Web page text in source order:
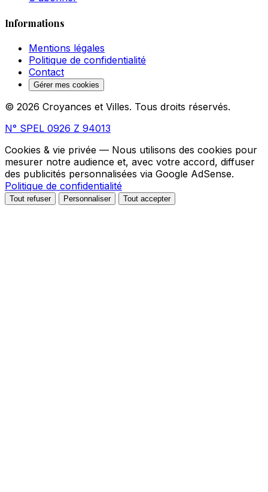
Informations
Mentions légales
Politique de confidentialité
Contact
Gérer mes cookies
© 2026 Croyances et Villes. Tous droits réservés.
N° SPEL 0926 Z 94013
Cookies & vie privée — Nous utilisons des cookies pour
mesurer notre audience et, avec votre accord, diffuser
des publicités personnalisées via Google AdSense.
Politique de confidentialité
Tout refuser Personnaliser Tout accepter